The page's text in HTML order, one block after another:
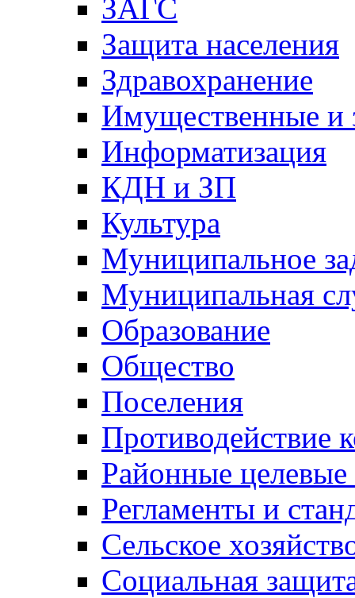
ЗАГС
Защита населения
Здравохранение
Имущественные и
Информатизация
КДН и ЗП
Культура
Муниципальное
Муниципальная
Образование
Общество
Поселения
Противодействие
Районные
Регламенты и
Сельское
Социальная